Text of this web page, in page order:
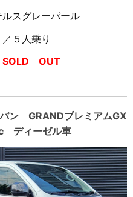
スグレーパール
５人乗り
SOLD OUT
ン GRANDプレミアムGX
ィーゼル車